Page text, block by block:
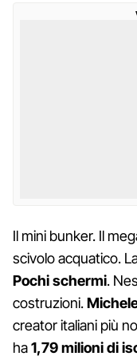
Il mini bunker. Il
scivolo acquatico.
Pochi schermi.
costruzioni.
creator italiani più
ha1,79 milioni di